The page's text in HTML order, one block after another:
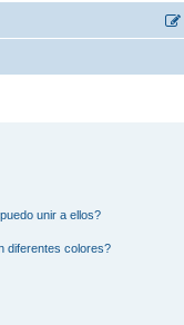
unir a ellos?
diferentes colores?